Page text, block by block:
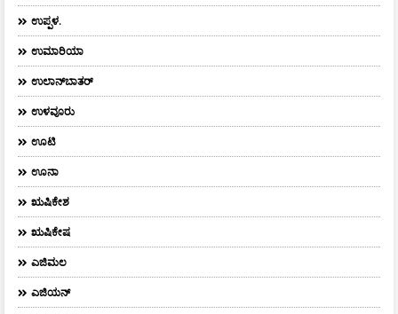
ಉಪ್ಪಳ.
ಉಮಾರಿಯಾ
ಉಲಾನ್‌ಬಾತರ್
ಉಳವೂರು
ಊಟಿ
ಊನಾ
ಋಷಿಕೇಶ
ಋಷಿಕೇಷ
ಎಜಿಮಲ
ಎಜಿಯನ್